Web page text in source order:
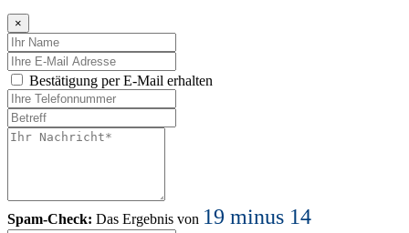
×
Bestätigung per E-Mail erhalten
Spam-Check: Das Ergebnis von 19 minus 14